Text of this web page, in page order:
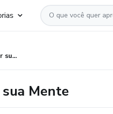
31 dias para Mudar sua Mente
Mente